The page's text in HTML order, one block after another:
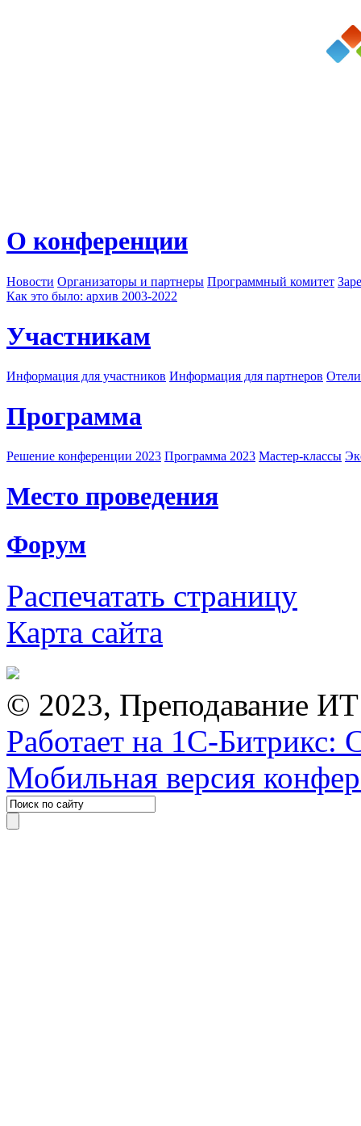
О конференции
Новости Организаторы и партнеры Программный комитет
Как это было: архив 2003-2022
Участникам
Информация для участников Информация для партнеров
Программа
Решение конференции 2023 Программа 2023 Мастер-классы
Место проведения
Форум
Распечатать страницу
Карта сайта
© 2023, Преподавание
Работает на 1С-Битрикс:
Мобильная версия